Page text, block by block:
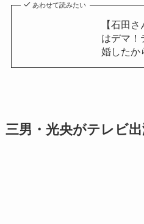
あわせて読みたい
【石田
はデマ！
婚したか
三男・光央がテレビ